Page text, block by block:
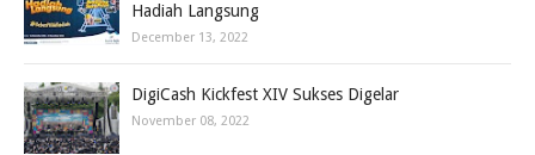
Hadiah Langsung
December 13, 2022
DigiCash Kickfest XIV Sukses Digelar
November 08, 2022